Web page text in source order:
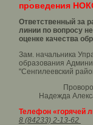
проведения
Ответственный за
линии по вопросу
оценке качества
Зам. начальника
образования
"Сенгилеевский
Надежда
Телефон «горячей
8 (84233) 2-13-62